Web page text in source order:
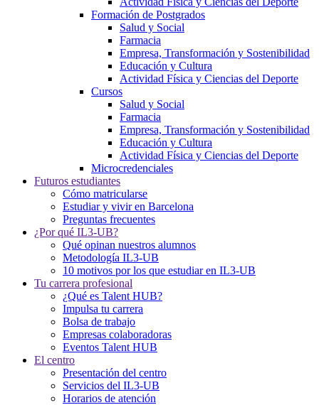
Formación de Postgrados
Salud y Social
Farmacia
Empresa, Transformación y Sostenibilidad
Educación y Cultura
Actividad Física y Ciencias del Deporte
Cursos
Salud y Social
Farmacia
Empresa, Transformación y Sostenibilidad
Educación y Cultura
Actividad Física y Ciencias del Deporte
Microcredenciales
Futuros estudiantes
Cómo matricularse
Estudiar y vivir en Barcelona
Preguntas frecuentes
¿Por qué IL3-UB?
Qué opinan nuestros alumnos
Metodología IL3-UB
10 motivos por los que estudiar en IL3-UB
Tu carrera profesional
¿Qué es Talent HUB?
Impulsa tu carrera
Bolsa de trabajo
Empresas colaboradoras
Eventos Talent HUB
El centro
Presentación del centro
Servicios del IL3-UB
Horarios de atención